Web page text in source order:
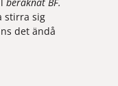
stirra sig
det ändå